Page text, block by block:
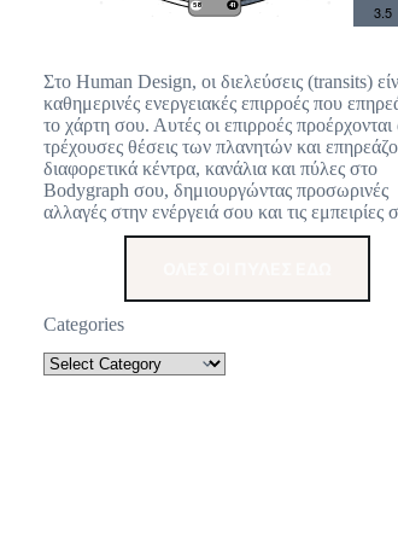
3.5
Στο Human Design, οι διελεύσεις (transits)
καθημερινές ενεργειακές επιρροές που
το χάρτη σου. Αυτές οι επιρροές προέρχονται
τρέχουσες θέσεις των πλανητών και
διαφορετικά κέντρα, κανάλια και πύλες στο
Bodygraph σου, δημιουργώντας προσωρινές
αλλαγές στην ενέργειά σου και τις εμπειρίες
Categories